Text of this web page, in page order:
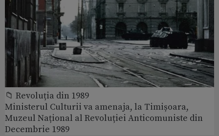
📁 Revoluția din 1989
Ministerul Culturii va amenaja, la Timișoara,
Muzeul Național al Revoluției Anticomuniste din
Decembrie 1989